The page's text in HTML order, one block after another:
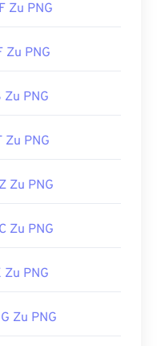
oder
sind etwas größer
Ein
Hintergrund.
1996
Zu PNG
Zu PNG
Zu PNG
Zu PNG
Zu PNG
Zu PNG
Zu PNG
Zu PNG